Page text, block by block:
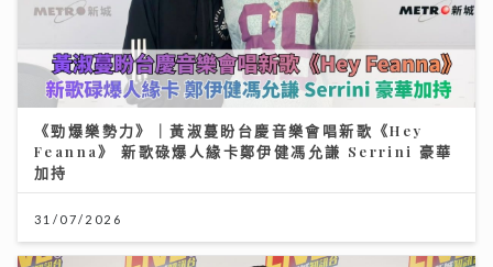
《勁爆樂勢力》｜黃淑蔓盼台慶音樂會唱新歌《Hey
Feanna》 新歌碌爆人緣卡鄭伊健馮允謙 Serrini 豪華
加持
31/07/2026